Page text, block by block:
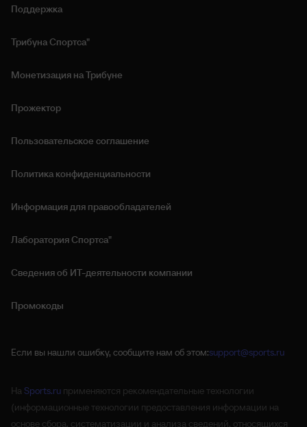
Поддержка
Трибуна Спортса"
Монетизация на Трибуне
Прожектор
Пользовательское соглашение
Политика конфиденциальности
Информация для правообладателей
Лаборатория Спортса"
Сведения об ИТ‑деятельности компании
Промокоды
Если вы нашли ошибку, сообщите нам об этом:support@sports.ru
НаSports.ru применяются рекомендательные технологии
(информационные технологии предоставления информации на
основе сбора, систематизации и анализа сведений, относящихся